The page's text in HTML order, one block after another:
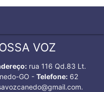
VOZ
rua 116 Qd.83 Lt.
GO - Telefone:62